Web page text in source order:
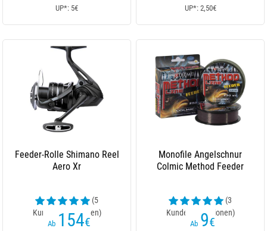
UP*: 5€ UP*: 2,50€
Feeder-Rolle Shimano Reel
Aero Xr
(5
Kundenrezensionen)
Ab 154€
Monofile Angelschnur
Colmic Method Feeder
(3
Kundenrezensionen)
Ab 9€